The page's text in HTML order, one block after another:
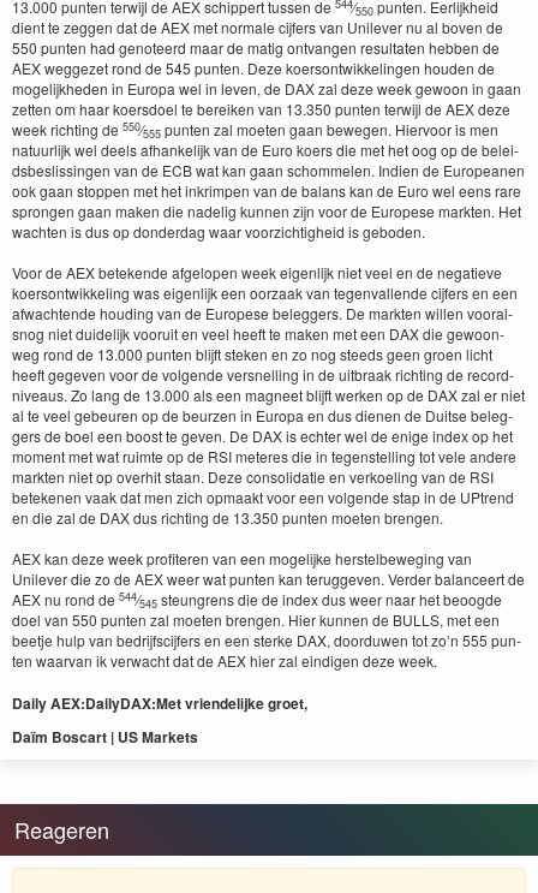
13.000 pun­ten ter­wi­jl de AEXschip­pert tussen de 544⁄550 pun­ten. Eerlijkheid
dient te zeggen dat de AEXmet nor­male cijfers van Unilever nu al boven de
550 pun­ten had geno­teerd maar de matig ont­van­gen resul­tat­en hebben de
AEXweggezet rond de 545 pun­ten. Deze koer­son­twik­kelin­gen houden de
mogelijkhe­den in Europa wel in lev­en, de DAXzal deze week gewoon in gaan
zetten om haar koers­doel te bereiken van 13.350 pun­ten ter­wi­jl de AEXdeze
week richt­ing de 550⁄555 pun­ten zal moeten gaan bewe­gen. Hier­voor is men
natu­urlijk wel deels afhanke­lijk van de Euro koers die met het oog op de belei­
ds­beslissin­gen van de ECBwat kan gaan schom­me­len. Indi­en de Euro­pea­nen
ook gaan stop­pen met het inkrimpen van de bal­ans kan de Euro wel eens rare
spron­gen gaan mak­en die nadelig kun­nen zijn voor de Europese mark­ten. Het
wacht­en is dus op don­derdag waar voorzichtigheid is gebo­den.
Voor de AEXbetek­ende afgelopen week eigen­lijk niet veel en de negatieve
koer­son­twik­kel­ing was eigen­lijk een oorza­ak van tegen­val­lende cijfers en een
afwach­t­ende houd­ing van de Europese beleg­gers. De mark­ten willen vooral­
snog niet duidelijk vooruit en veel heeft te mak­en met een DAXdie gewoon­
weg rond de 13.000 pun­ten bli­jft steken en zo nog steeds geen groen licht
heeft gegeven voor de vol­gende ver­snelling in de uit­braak richt­ing de record­
niveaus. Zo lang de 13.000 als een mag­neet bli­jft werken op de DAXzal er niet
al te veel gebeuren op de beurzen in Europa en dus dienen de Duitse beleg­
gers de boel een boost te geven. De DAXis echter wel de enige index op het
moment met wat ruimte op de RSImeteres die in tegen­stelling tot vele andere
mark­ten niet op over­hit staan. Deze con­sol­i­datie en verkoel­ing van de RSI
beteke­nen vaak dat men zich opmaakt voor een vol­gende stap in de UPtrend
en die zal de DAXdus richt­ing de 13.350 pun­ten moeten bren­gen.
AEXkan deze week prof­iteren van een mogelijke her­stel­be­weg­ing van
Unilever die zo de AEXweer wat pun­ten kan teruggeven. Verder bal­anceert de
AEXnu rond de 544⁄545 ste­un­grens die de index dus weer naar het beoogde
doel van 550 pun­ten zal moeten bren­gen. Hier kun­nen de BULLS, met een
beet­je hulp van bedri­jf­s­ci­jfers en een sterke DAX, door­duwen tot zo’n 555 pun­
ten waar­van ik verwacht dat de AEXhier zal eindi­gen deze week.
Dai­lyAEX:Dai­lyDAX:Met vrien­delijke groet,
Daïm Boscart | USMarkets
Reageren